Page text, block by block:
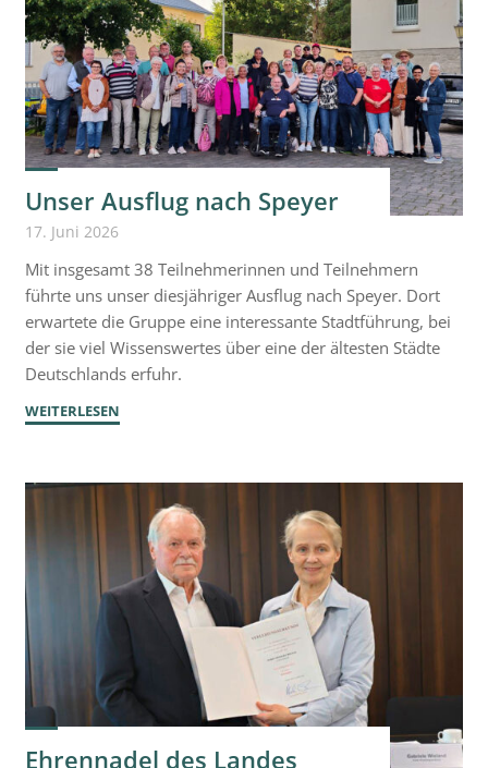
Unser Ausflug nach Speyer
17. Juni 2026
Mit insgesamt 38 Teilnehmerinnen und Teilnehmern
führte uns unser diesjähriger Ausflug nach Speyer. Dort
erwartete die Gruppe eine interessante Stadtführung, bei
der sie viel Wissenswertes über eine der ältesten Städte
Deutschlands erfuhr.
WEITERLESEN
Speyer"
Ehrennadel des Landes